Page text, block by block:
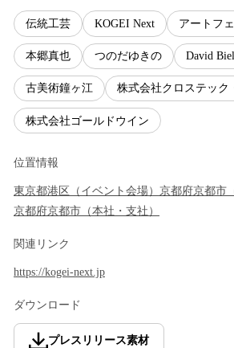
伝統工芸 KOGEI Next アートフ
本郷真也 つのだゆきの David
古美術鐘ヶ江 株式会社クロステック
株式会社ゴールドウイン
位置情報
東京都港区 （ イベント会場） 京都府京都市
京都府京都市 （本社・支社 ）
関連リンク
https://kogei-next.jp
ダウンロード
プレスリリース素材